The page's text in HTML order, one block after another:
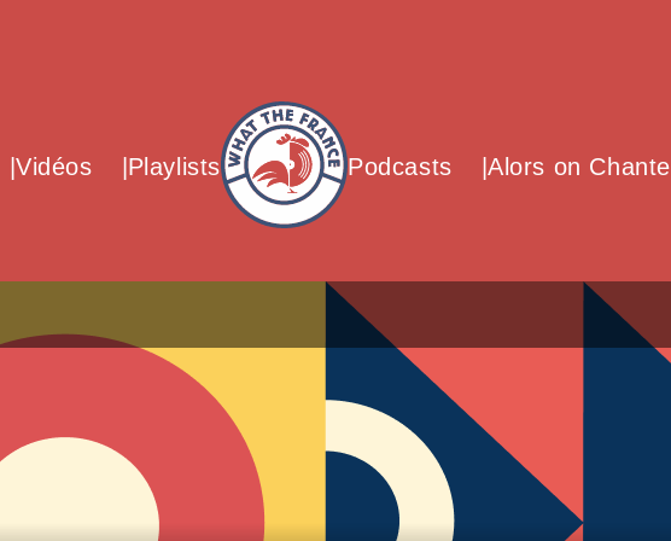
Vidéos Playlists
What The France – Back to homepage
Podcasts Alors on Chante